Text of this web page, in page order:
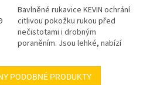
Bavlněné rukavice KEVIN ochrání
citlivou pokožku rukou před
nečistotami i drobným
poraněním. Jsou lehké, nabízí
až...
PODOBNÉ PRODUKTY